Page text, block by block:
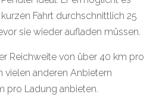
Fahrt durchschnittlich 25
sie wieder aufladen müssen.
Reichweite von über 40 km pro
vielen anderen Anbietern
pro Ladung anbieten.